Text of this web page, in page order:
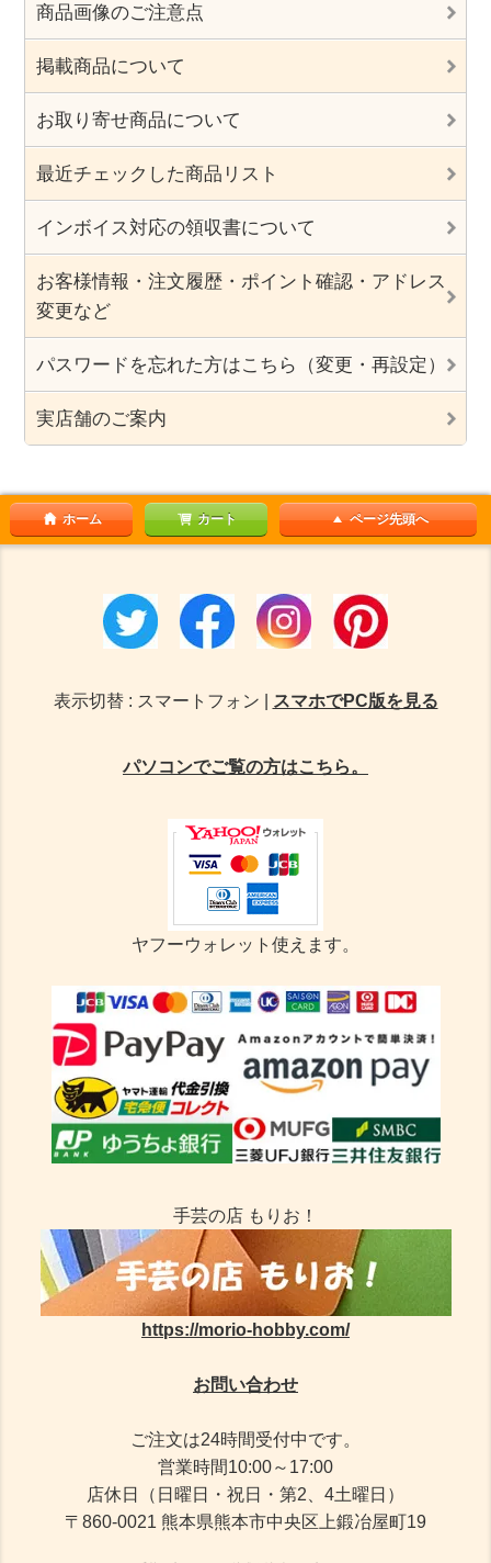
商品画像のご注意点
掲載商品について
お取り寄せ商品について
最近チェックした商品リスト
インボイス対応の領収書について
お客様情報・注文履歴・ポイント確認・アドレス
変更など
パスワードを忘れた方はこちら（変更・再設定）
実店舗のご案内
ホーム カート ページ先頭へ
表示切替 : スマートフォン | スマホでPC版を見る
パソコンでご覧の方はこちら。
ヤフーウォレット使えます。
手芸の店 もりお！
https://morio-hobby.com/
お問い合わせ
ご注文は24時間受付中です。
営業時間10:00～17:00
店休日（日曜日・祝日・第2、4土曜日）
〒860-0021 熊本県熊本市中央区上鍛冶屋町19